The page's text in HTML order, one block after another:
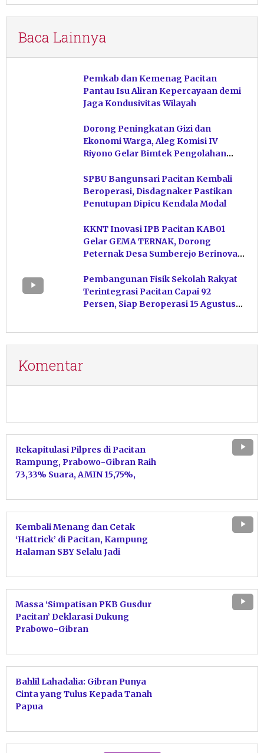
Baca Lainnya
Pemkab dan Kemenag Pacitan
Pantau Isu Aliran Kepercayaan demi
Jaga Kondusivitas Wilayah
Dorong Peningkatan Gizi dan
Ekonomi Warga, Aleg Komisi IV
Riyono Gelar Bimtek Pengolahan
SPBU Bangunsari Pacitan Kembali
Beroperasi, Disdagnaker Pastikan
Penutupan Dipicu Kendala Modal
KKNT Inovasi IPB Pacitan KAB01
Gelar GEMA TERNAK, Dorong
Peternak Desa Sumberejo Berinovasi
Pembangunan Fisik Sekolah Rakyat
Terintegrasi Pacitan Capai 92
Persen, Siap Beroperasi 15 Agustus
Komentar
Rekapitulasi Pilpres di Pacitan
Rampung, Prabowo-Gibran Raih
73,33% Suara, AMIN 15,75%,
Kembali Menang dan Cetak
‘Hattrick’ di Pacitan, Kampung
Halaman SBY Selalu Jadi
Massa ‘Simpatisan PKB Gusdur
Pacitan’ Deklarasi Dukung
Prabowo-Gibran
Bahlil Lahadalia: Gibran Punya
Cinta yang Tulus Kepada Tanah
Papua